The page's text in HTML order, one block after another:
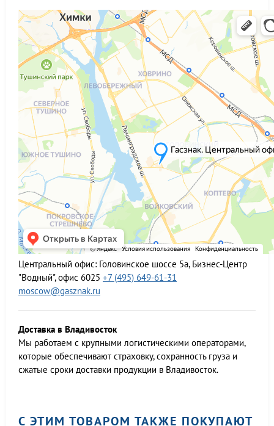
Центральный офис: Головинское шоссе 5а, Бизнес-Центр
"Водный", офис 6025 +7 (495) 649-61-31
moscow@gasznak.ru
Доставка в Владивосток
Мы работаем c крупными логистическими операторами,
которые обеспечивают страховку, сохранность груза и
сжатые сроки доставки продукции в Владивосток.
С ЭТИМ ТОВАРОМ ТАКЖЕ ПОКУПАЮТ